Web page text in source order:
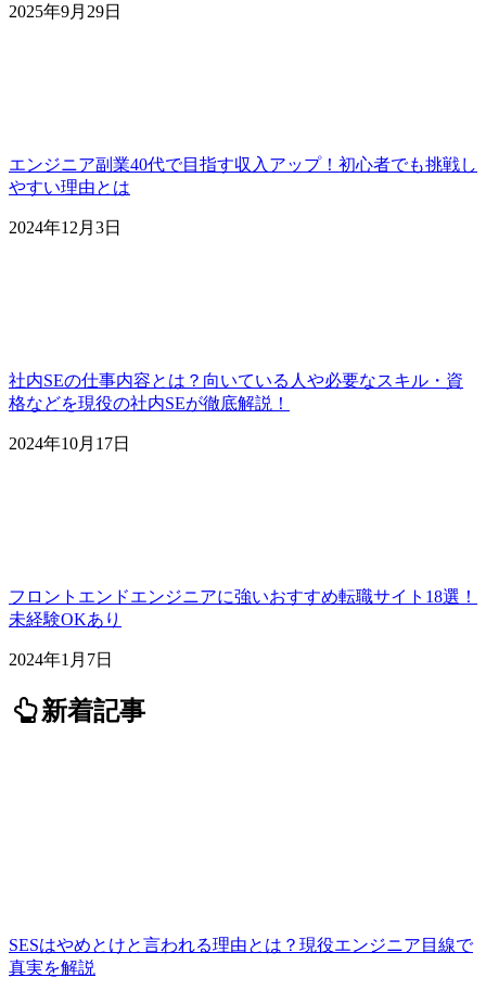
2025年9月29日
エンジニア副業40代で目指す収入アップ！初心者でも挑戦し
やすい理由とは
2024年12月3日
社内SEの仕事内容とは？向いている人や必要なスキル・資
格などを現役の社内SEが徹底解説！
2024年10月17日
フロントエンドエンジニアに強いおすすめ転職サイト18選！
未経験OKあり
2024年1月7日
新着記事
SESはやめとけと言われる理由とは？現役エンジニア目線で
真実を解説